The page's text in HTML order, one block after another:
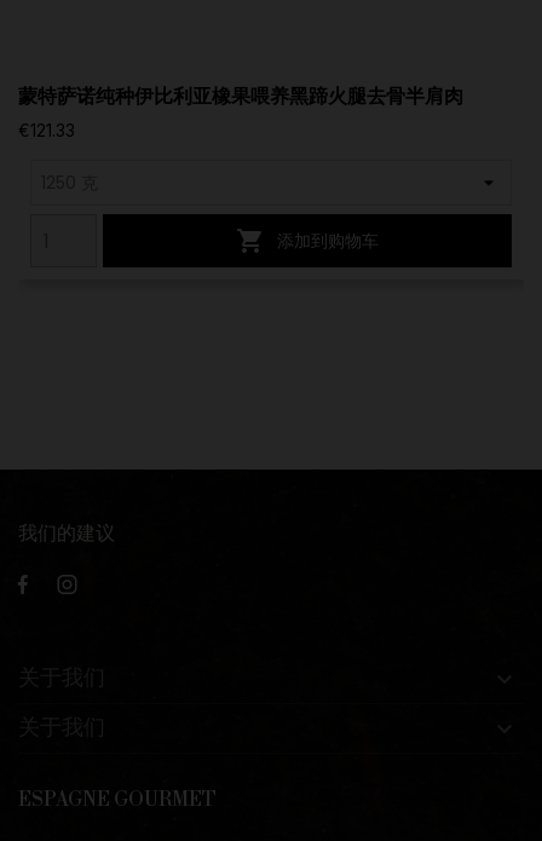
蒙特萨诺纯种伊比利亚橡果喂养黑蹄火腿去骨半肩肉
€121.33
 添加到购物车
我们的建议
ESPAGNE GOURMET